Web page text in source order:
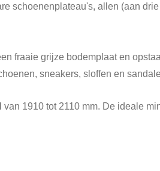
schoenenplateau's, allen (aan
fraaie grijze bodemplaat en
sneakers, sloffen en
1910 tot 2110 mm. De ideale